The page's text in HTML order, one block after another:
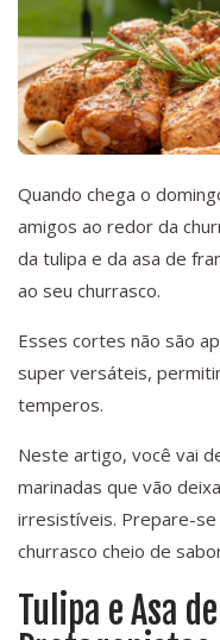
Quando chega o
amigos ao redor da
da tulipa e da asa de
ao seu churrasco.
Esses cortes não são
super versáteis,
temperos.
Neste artigo, você vai
marinadas que vão
irresistíveis. Prepare-
churrasco cheio de
Tulipa e Asa